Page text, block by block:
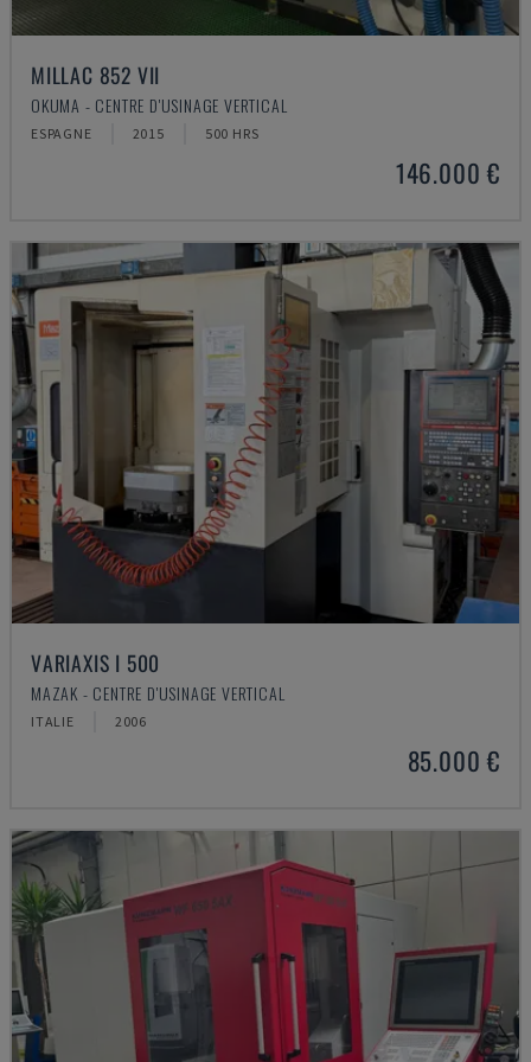
MILLAC 852 VII
OKUMA - CENTRE D'USINAGE VERTICAL
ESPAGNE 2015 500 HRS
146.000 €
VARIAXIS I 500
MAZAK - CENTRE D'USINAGE VERTICAL
ITALIE 2006
85.000 €